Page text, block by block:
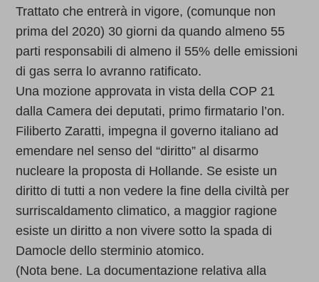
Trattato che entrerà in vigore, (comunque non
prima del 2020) 30 giorni da quando almeno 55
parti responsabili di almeno il 55% delle emissioni
di gas serra lo avranno ratificato.
Una mozione approvata in vista della COP 21
dalla Camera dei deputati, primo firmatario l’on.
Filiberto Zaratti, impegna il governo italiano ad
emendare nel senso del “diritto” al disarmo
nucleare la proposta di Hollande. Se esiste un
diritto di tutti a non vedere la fine della civiltà per
surriscaldamento climatico, a maggior ragione
esiste un diritto a non vivere sotto la spada di
Damocle dello sterminio atomico.
(Nota bene. La documentazione relativa alla